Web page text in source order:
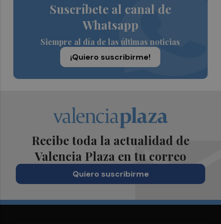
Suscríbete al canal de
Whatsapp
Siempre al día de las últimas noticias
¡Quiero suscribirme!
Recibe toda la actualidad de
Valencia Plaza en tu correo
Quiero suscribirme